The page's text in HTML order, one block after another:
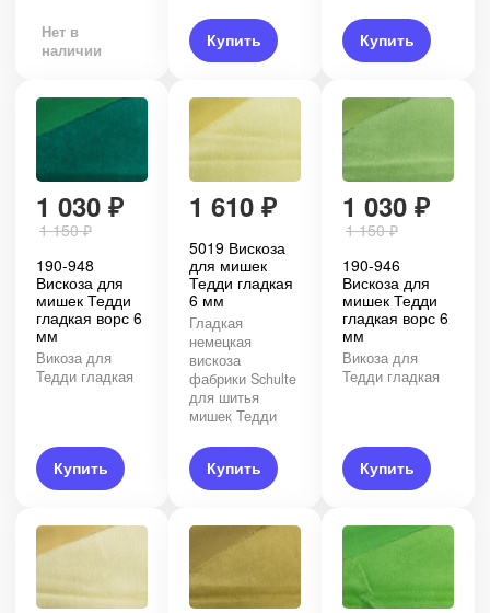
Нет в
наличии
Купить Купить
1 030 ₽
1 150₽
190-948
Вискоза для
мишек Тедди
гладкая ворс 6
мм
Викоза для
Тедди гладкая
Купить
1 610 ₽
5019 Вискоза
для мишек
Тедди гладкая
6 мм
Гладкая
немецкая
вискоза
фабрики Schulte
для шитья
мишек Тедди
Купить
1 030 ₽
1 150₽
190-946
Вискоза для
мишек Тедди
гладкая ворс 6
мм
Викоза для
Тедди гладкая
Купить